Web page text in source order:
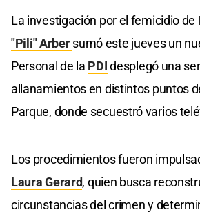
La investigación por el femicidio de
"Pili" Arbersumó este jueves un
Personal de la PDIdesplegó una
allanamientos en distintos puntos
Parque, donde secuestró varios
Los procedimientos fueron
Laura Gerard, quien busca
circunstancias del crimen y